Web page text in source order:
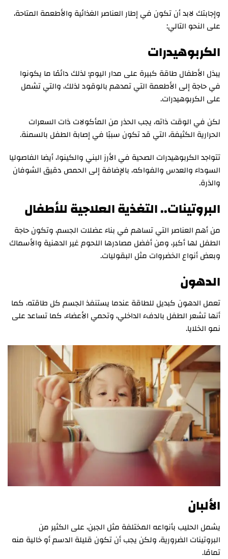
وإجابتك لابد أن تكون في إطار العناصر الغذائية والأطعمة المتاحة،
على النحو التالي:
الكربوهيدرات
يبذل الأطفال طاقة كبيرة على مدار اليوم؛ لذلك دائمًا ما يكونوا
في حاجة إلى الأطعمة التي تمدهم بالوقود لذلك، والتي تشمل
على الكربوهيدرات.
لكن في الوقت ذاته، يجب الحذر من المأكولات ذات السعرات
الحرارية الكثيفة، التي قد تكون سببًا في إصابة الطفل بالسمنة.
تتواجد الكربوهيدرات الصحية في الأرز البني والكينوا، أيضا الفاصوليا
السوداء والعدس والفواكه، بالإضافة إلى الحمص دقيق الشوفان
والذرة.
البروتينات.. التغذية العلاجية للأطفال
من أهم العناصر التي تساهم في بناء عضلات الجسم، وتكون حاجة
الطفل لها أكبر، ومن أفضل مصادرها اللحوم غير الدهنية والأسماك
وبعض أنواع الخضروات مثل البقوليات.
الدهون
تعمل الدهون كبديل للطاقة عندما يستنفذ الجسم كل طاقته، كما
أنها تشعر الطفل بالدفء الداخلي، وتحمي الأعضاء، كما تساعد على
نمو الخلايا.
الألبان
يشمل الحليب بأنواعه المختلفة مثل الجبن، على الكثير من
البروتينات الضرورية، ولكن يجب أن تكون قليلة الدسم أو خالية منه
تمامًا.